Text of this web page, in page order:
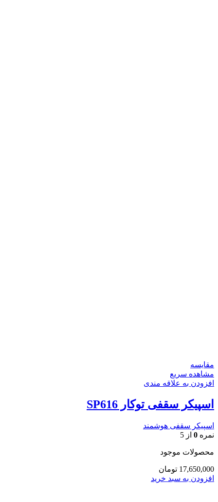
مقایسه
مشاهده سریع
افزودن به علاقه مندی
اسپیکر سقفی توکار SP616
اسپیکر سقفی هوشمند
نمره 0 از 5
محصولات موجود
17,650,000 تومان
افزودن به سبد خرید